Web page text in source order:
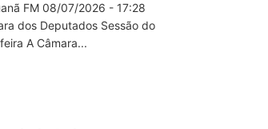
FM 08/07/2026 - 17:28
dos Deputados Sessão do
A Câmara...